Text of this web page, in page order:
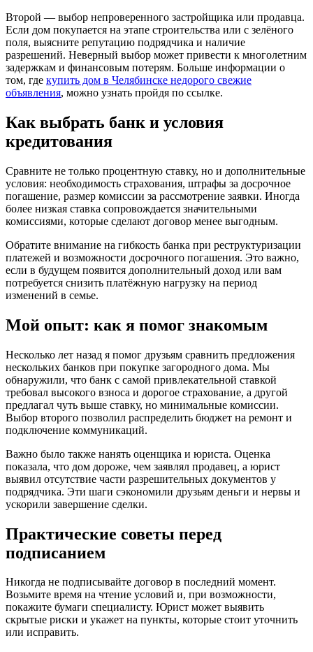
Второй — выбор непроверенного застройщика или продавца.
Если дом покупается на этапе строительства или с зелёного
поля, выясните репутацию подрядчика и наличие
разрешений. Неверный выбор может привести к многолетним
задержкам и финансовым потерям. Больше информации о
том, где купить дом в Челябинске недорого свежие
объявления, можно узнать пройдя по ссылке.
Как выбрать банк и условия
кредитования
Сравните не только процентную ставку, но и дополнительные
условия: необходимость страхования, штрафы за досрочное
погашение, размер комиссии за рассмотрение заявки. Иногда
более низкая ставка сопровождается значительными
комиссиями, которые сделают договор менее выгодным.
Обратите внимание на гибкость банка при реструктуризации
платежей и возможности досрочного погашения. Это важно,
если в будущем появится дополнительный доход или вам
потребуется снизить платёжную нагрузку на период
изменений в семье.
Мой опыт: как я помог знакомым
Несколько лет назад я помог друзьям сравнить предложения
нескольких банков при покупке загородного дома. Мы
обнаружили, что банк с самой привлекательной ставкой
требовал высокого взноса и дорогое страхование, а другой
предлагал чуть выше ставку, но минимальные комиссии.
Выбор второго позволил распределить бюджет на ремонт и
подключение коммуникаций.
Важно было также нанять оценщика и юриста. Оценка
показала, что дом дороже, чем заявлял продавец, а юрист
выявил отсутствие части разрешительных документов у
подрядчика. Эти шаги сэкономили друзьям деньги и нервы и
ускорили завершение сделки.
Практические советы перед
подписанием
Никогда не подписывайте договор в последний момент.
Возьмите время на чтение условий и, при возможности,
покажите бумаги специалисту. Юрист может выявить
скрытые риски и укажет на пункты, которые стоит уточнить
или исправить.